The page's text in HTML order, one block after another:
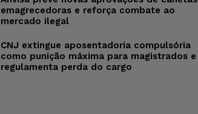
emagrecedoras e reforça combate ao
mercado ilegal
CNJ extingue aposentadoria compulsória
como punição máxima para magistrados e
regulamenta perda do cargo